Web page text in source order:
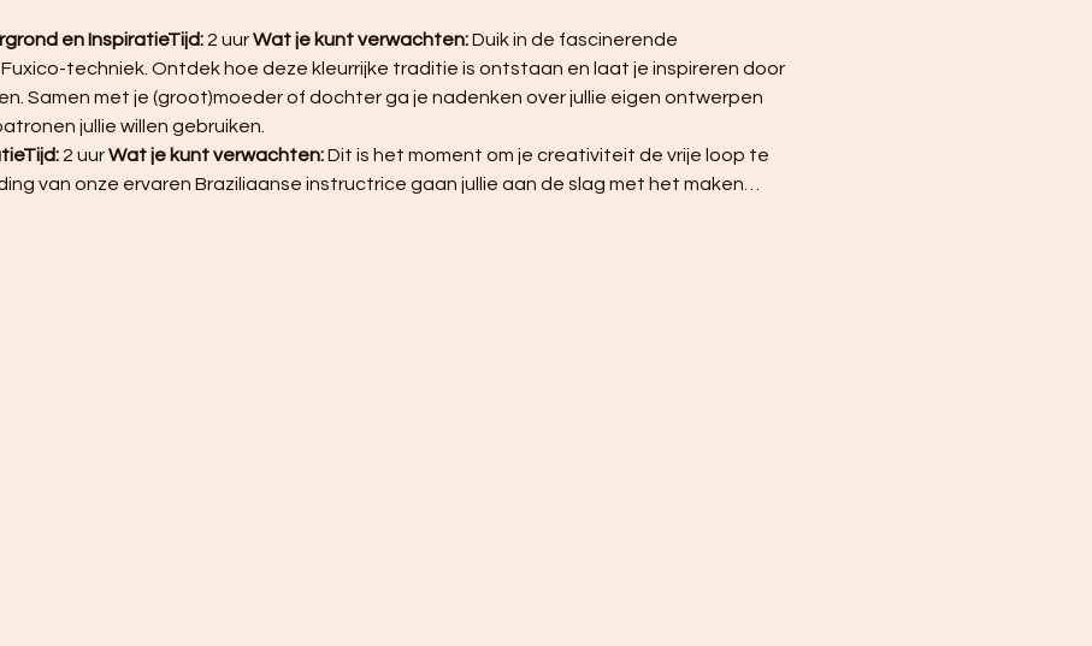
en InspiratieTijd: 2 uur Wat je kunt verwachten: Duik in de fascinerende
techniek. Ontdek hoe deze kleurrijke traditie is ontstaan en laat je inspireren door
Samen met je (groot)moeder of dochter ga je nadenken over jullie eigen ontwerpen
jullie willen gebruiken.
2 uur Wat je kunt verwachten: Dit is het moment om je creativiteit de vrije loop te
van onze ervaren Braziliaanse instructrice gaan jullie aan de slag met het maken…